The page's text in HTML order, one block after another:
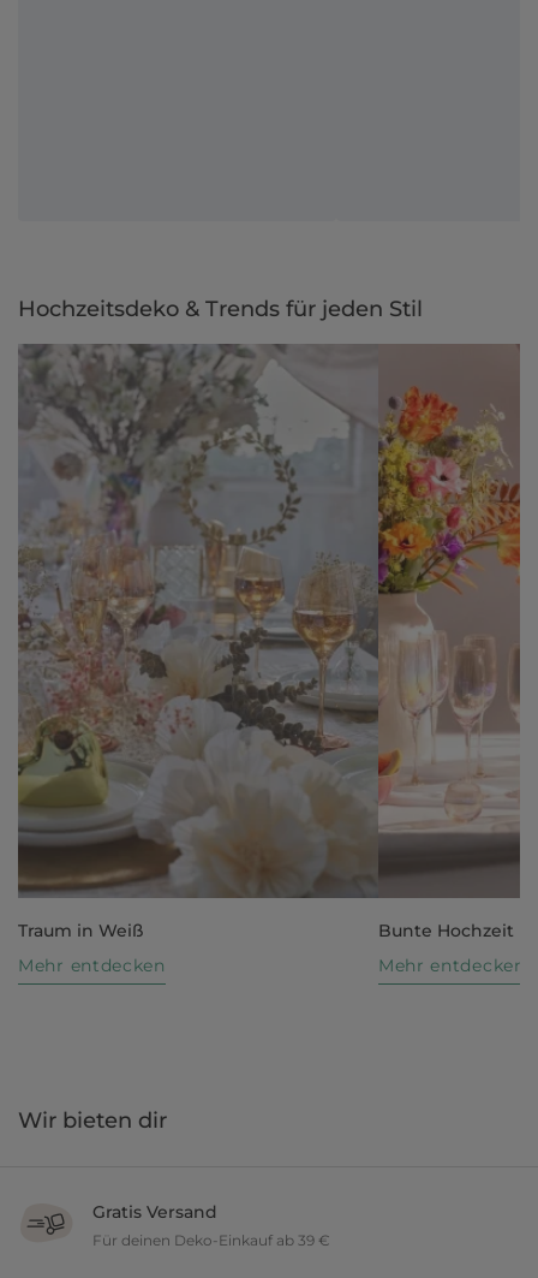
Hochzeitsdeko & Trends für jeden Stil
Traum in Weiß
Mehr entdecken
Bunte Hochzeit
Mehr entdecken
Wir bieten dir
Gratis Versand
Für deinen Deko-Einkauf ab 39 €